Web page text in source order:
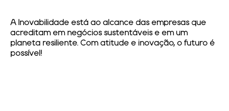
A Inovabilidade está ao alcance das empresas que
acreditam em negócios sustentáveis e em um
planeta resiliente. Com atitude e inovação, o futuro é
possível!